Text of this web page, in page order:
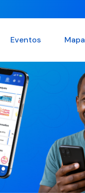
Eventos Mapa